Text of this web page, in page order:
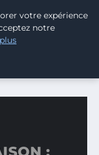
LES…
votre expérience
notre